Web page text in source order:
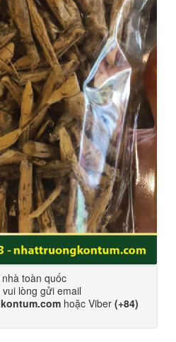
toàn quốc
lòng gửi email
hoặc Viber (+84)